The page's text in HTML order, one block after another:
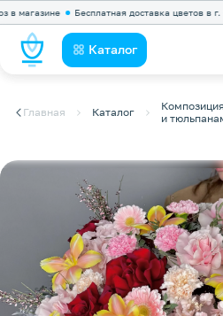
Бесплатная доставка цветов в г.
Каталог
Главная Каталог
и